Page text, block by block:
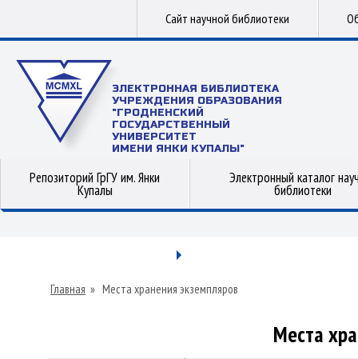
Сайт научной библиотеки
ЭЛЕКТРОННАЯ БИБЛИОТЕКА
УЧРЕЖДЕНИЯ ОБРАЗОВАНИЯ
"ГРОДНЕНСКИЙ
ГОСУДАРСТВЕННЫЙ
УНИВЕРСИТЕТ
ИМЕНИ ЯНКИ КУПАЛЫ"
Репозиторий ГрГУ им. Янки
Купалы
Электронный каталог
библиотеки
Главная » Места хранения экземпляров
Места